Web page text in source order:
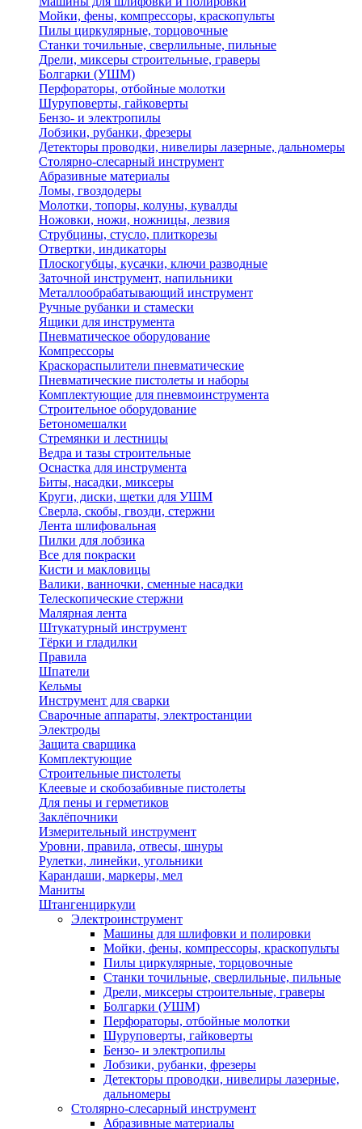
Мойки, фены, компрессоры, краскопульты
Пилы циркулярные, торцовочные
Станки точильные, сверлильные, пильные
Дрели, миксеры строительные, граверы
Болгарки (УШМ)
Перфораторы, отбойные молотки
Шуруповерты, гайковерты
Бензо- и электропилы
Лобзики, рубанки, фрезеры
Детекторы проводки, нивелиры лазерные, дальномеры
Столярно-слесарный инструмент
Абразивные материалы
Ломы, гвоздодеры
Молотки, топоры, колуны, кувалды
Ножовки, ножи, ножницы, лезвия
Струбцины, стусло, плиткорезы
Отвертки, индикаторы
Плоскогубцы, кусачки, ключи разводные
Заточной инструмент, напильники
Металлообрабатывающий инструмент
Ручные рубанки и стамески
Ящики для инструмента
Пневматическое оборудование
Компрессоры
Краскораспылители пневматические
Пневматические пистолеты и наборы
Комплектующие для пневмоинструмента
Строительное оборудование
Бетономешалки
Стремянки и лестницы
Ведра и тазы строительные
Оснастка для инструмента
Биты, насадки, миксеры
Круги, диски, щетки для УШМ
Сверла, скобы, гвозди, стержни
Лента шлифовальная
Пилки для лобзика
Все для покраски
Кисти и макловицы
Валики, ванночки, сменные насадки
Телескопические стержни
Малярная лента
Штукатурный инструмент
Тёрки и гладилки
Правила
Шпатели
Кельмы
Инструмент для сварки
Сварочные аппараты, электростанции
Электроды
Защита сварщика
Комплектующие
Строительные пистолеты
Клеевые и скобозабивные пистолеты
Для пены и герметиков
Заклёпочники
Измерительный инструмент
Уровни, правила, отвесы, шнуры
Рулетки, линейки, угольники
Карандаши, маркеры, мел
Маниты
Штангенциркули
Электроинструмент
Машины для шлифовки и полировки
Мойки, фены, компрессоры, краскопульты
Пилы циркулярные, торцовочные
Станки точильные, сверлильные, пильные
Дрели, миксеры строительные, граверы
Болгарки (УШМ)
Перфораторы, отбойные молотки
Шуруповерты, гайковерты
Бензо- и электропилы
Лобзики, рубанки, фрезеры
Детекторы проводки, нивелиры лазерные,
дальномеры
Столярно-слесарный инструмент
Абразивные материалы